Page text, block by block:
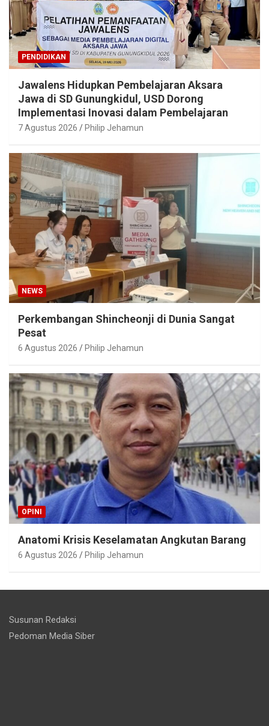
PENDIDIKAN
Jawalens Hidupkan Pembelajaran Aksara
Jawa di SD Gunungkidul, USD Dorong
Implementasi Inovasi dalam Pembelajaran
7 Agustus 2026 Philip Jehamun
NEWS
Perkembangan Shincheonji di Dunia Sangat
Pesat
6 Agustus 2026 Philip Jehamun
OPINI
Anatomi Krisis Keselamatan Angkutan Barang
6 Agustus 2026 Philip Jehamun
Susunan Redaksi
Pedoman Media Siber